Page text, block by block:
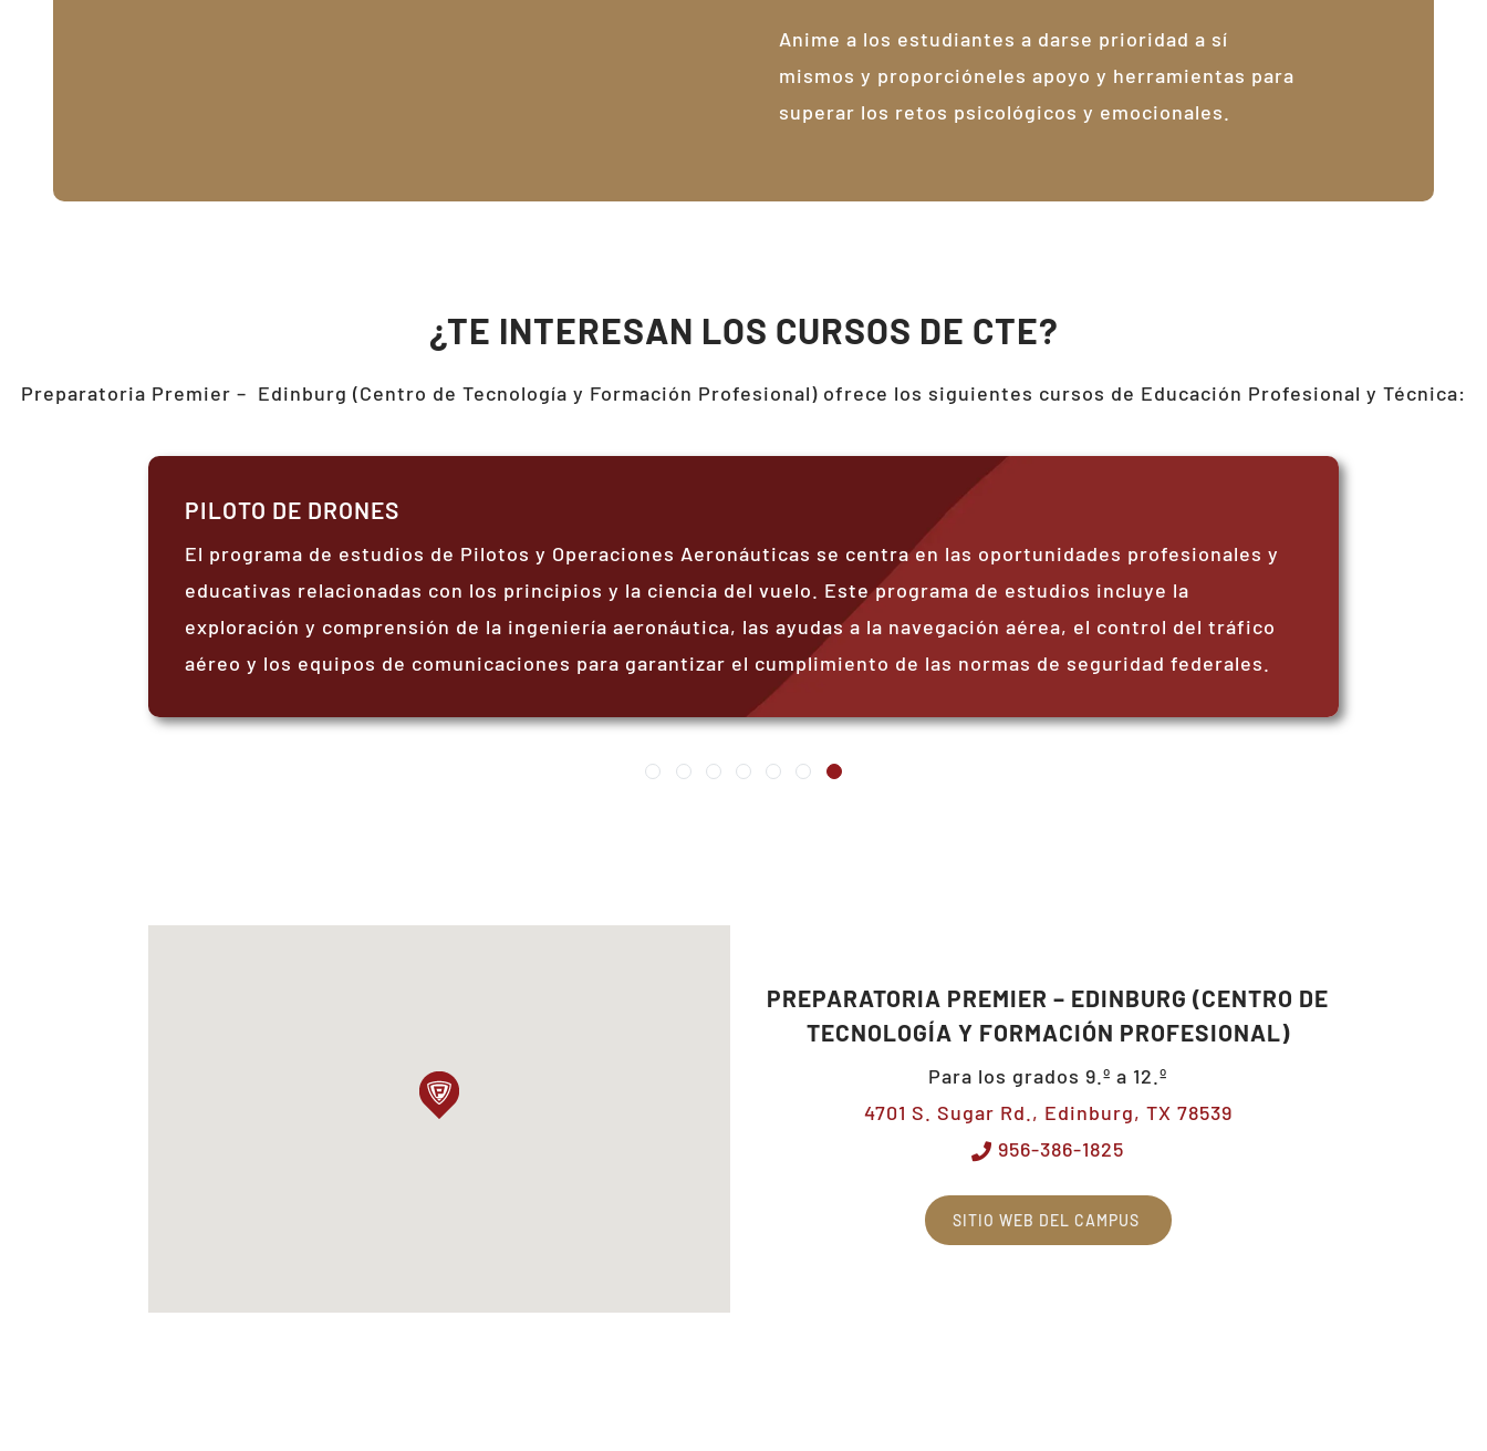
Anime a los estudiantes a darse prioridad a sí
mismos y proporcióneles apoyo y herramientas para
superar los retos psicológicos y emocionales.
¿TE INTERESAN LOS CURSOS DE CTE?
Preparatoria Premier – Edinburg (Centro de Tecnología y Formación Profesional) ofrece los siguientes cursos de Educación Profesional y Técnica:
PILOTO DE DRONES
El programa de estudios de Pilotos y Operaciones Aeronáuticas se centra en las oportunidades profesionales y
educativas relacionadas con los principios y la ciencia del vuelo. Este programa de estudios incluye la
exploración y comprensión de la ingeniería aeronáutica, las ayudas a la navegación aérea, el control del tráfico
aéreo y los equipos de comunicaciones para garantizar el cumplimiento de las normas de seguridad federales.
PREPARATORIA PREMIER – EDINBURG (CENTRO DE
TECNOLOGÍA Y FORMACIÓN PROFESIONAL)
Para los grados 9.º a 12.º
4701 S. Sugar Rd., Edinburg, TX 78539
956-386-1825
SITIO WEB DEL CAMPUS